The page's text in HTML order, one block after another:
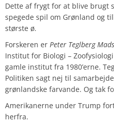
Dette af frygt for at blive brugt
spegede spil om Grønland og
største ø.
Forskeren er Peter Teglberg
Institut for Biologi –
gamle institut fra 1980’erne.
Politiken sagt nej til
grønlandske farvande. Og tak
Amerikanerne under Trump
herfra.